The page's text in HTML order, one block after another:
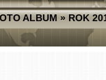
ALBUM»ROK